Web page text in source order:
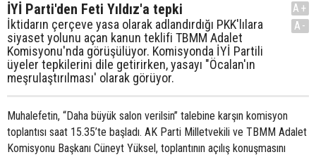
İYİ Parti'den Feti Yıldız'a tepki
İktidarın çerçeve yasa olarak adlandırdığı PKK'lılara
siyaset yolunu açan kanun teklifi TBMM Adalet
Komisyonu'nda görüşülüyor. Komisyonda İYİ Partili
üyeler tepkilerini dile getirirken, yasayı "Öcalan'ın
meşrulaştırılması' olarak görüyor.
A+
A-
Muhalefetin, “Daha büyük salon verilsin” talebine karşın komisyon
toplantısı saat 15.35’te başladı. AK Parti Milletvekili ve TBMM Adalet
Komisyonu Başkanı Cüneyt Yüksel, toplantının açılış konuşmasını